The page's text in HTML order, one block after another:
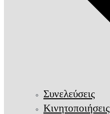
Συνελεύσεις
Κινητοποιήσεις